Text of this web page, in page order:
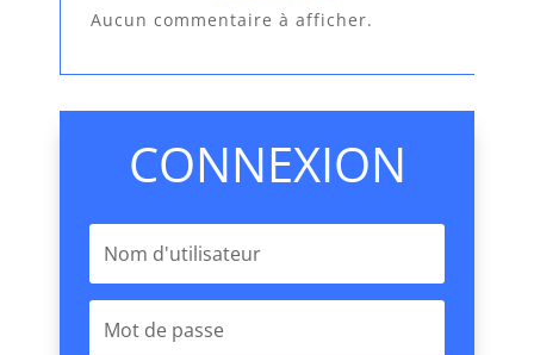
Aucun commentaire à afficher.
CONNEXION